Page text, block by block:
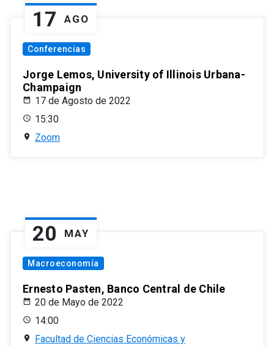
17 AGO
Conferencias
Jorge Lemos, University of Illinois Urbana-
Champaign
17 de Agosto de 2022
15:30
Zoom
20 MAY
Macroeconomía
Ernesto Pasten, Banco Central de Chile
20 de Mayo de 2022
14:00
Facultad de Ciencias Económicas y